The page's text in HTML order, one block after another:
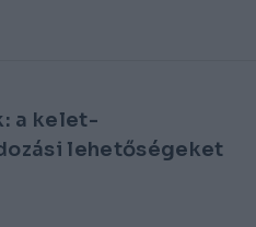
a kelet-
lehetőségeket